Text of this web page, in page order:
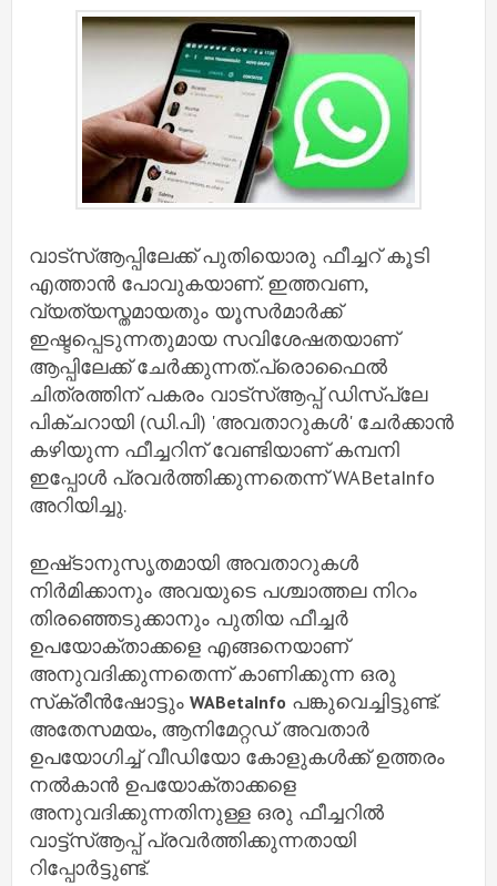
വാട്സ്‌ആപ്പിലേക്ക് പുതിയൊരു ഫീച്ചറ് കൂടി
എത്താന്‍ പോവുകയാണ്. ഇത്തവണ,
വ്യത്യസ്തമായതും യൂസര്‍മാര്‍ക്ക്
ഇഷ്ടപ്പെടുന്നതുമായ സവിശേഷതയാണ്
ആപ്പിലേക്ക് ചേര്‍ക്കുന്നത്.പ്രൊഫൈല്‍
ചിത്രത്തിന് പകരം വാട്സ്‌ആപ്പ് ഡിസ്‍പ്ലേ
പിക്ചറായി (ഡി.പി) 'അവതാറുകള്‍' ചേര്‍ക്കാന്‍
കഴിയുന്ന ഫീച്ചറിന് വേണ്ടിയാണ് കമ്പനി
ഇപ്പോള്‍ പ്രവര്‍ത്തിക്കുന്നതെന്ന് WABetaInfo
അറിയിച്ചു.
ഇഷ്‌ടാനുസൃതമായി അവതാറുകള്‍
നിര്‍മിക്കാനും അവയുടെ പശ്ചാത്തല നിറം
തിരഞ്ഞെടുക്കാനും പുതിയ ഫീച്ചര്‍
ഉപയോക്താക്കളെ എങ്ങനെയാണ്
അനുവദിക്കുന്നതെന്ന് കാണിക്കുന്ന ഒരു
സ്‌ക്രീന്‍ഷോട്ടും WABetaInfo പങ്കുവെച്ചിട്ടുണ്ട്.
അതേസമയം, ആനിമേറ്റഡ് അവതാര്‍
ഉപയോഗിച്ച്‌ വീഡിയോ കോളുകള്‍ക്ക് ഉത്തരം
നല്‍കാന്‍ ഉപയോക്താക്കളെ
അനുവദിക്കുന്നതിനുള്ള ഒരു ഫീച്ചറില്‍
വാട്ട്‌സ്‌ആപ്പ് പ്രവര്‍ത്തിക്കുന്നതായി
റിപ്പോര്‍ട്ടുണ്ട്.